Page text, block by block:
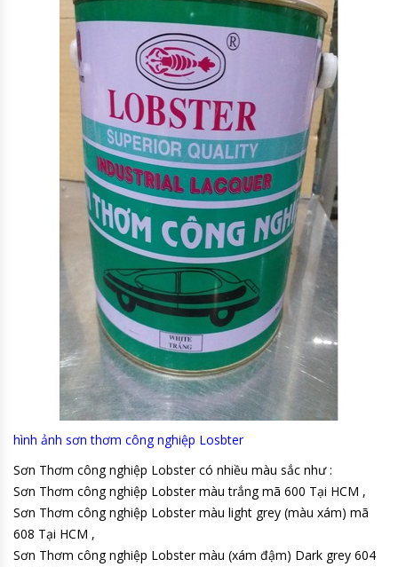
hình ảnh sơn thơm công nghiệp Losbter
Sơn Thơm công nghiệp Lobster có nhiều màu sắc như :
Sơn Thơm công nghiệp Lobster màu trắng mã 600 Tại HCM ,
Sơn Thơm công nghiệp Lobster màu light grey (màu xám) mã
608 Tại HCM ,
Sơn Thơm công nghiệp Lobster màu (xám đậm) Dark grey 604